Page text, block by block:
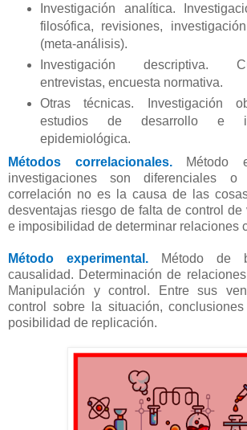
Investigación analítica.
filosófica, revisiones,
(meta-análisis).
Investigación descriptiva.
entrevistas, encuesta normativa.
Otras técnicas. Investigación
estudios de desarrollo e
epidemiológica.
Métodos correlacionales.
investigaciones son diferenciales o
correlación no es la causa de las
desventajas riesgo de falta de control de
e imposibilidad de determinar relaciones
Método experimental. Método
de
causalidad. Determinación de
Manipulación y control. Entre sus
control sobre la situación,
posibilidad de replicación.